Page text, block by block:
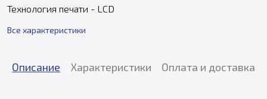
Технология печати - LCD
Все характеристики
Описание Характеристики Оплата и доставка